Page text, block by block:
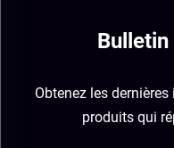
Obtenez les
produits qui